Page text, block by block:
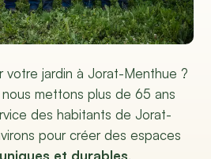
votre jardin à Jorat-Menthue ?
nous mettons plus de 65 ans
des habitants de Jorat-
pour créer des espaces
uniques et durables.